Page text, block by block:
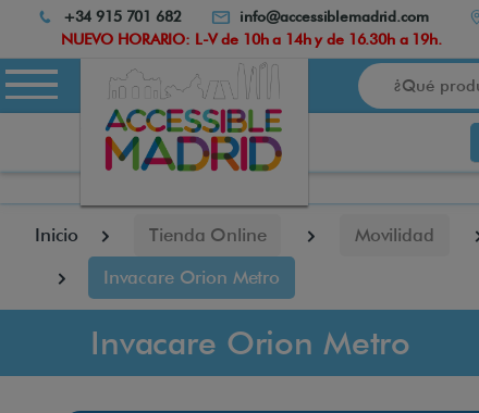
Atención:
sitio
cuenta
con
de
Control-
abrir
de
+34 915 701 682 info@accessiblemadrid.com
NUEVO HORARIO: L-V de 10h a 14h y de 16.30h a 19h.
Buscar
Inicio Tienda Online Movilidad
Invacare Orion Metro
Invacare Orion Metro